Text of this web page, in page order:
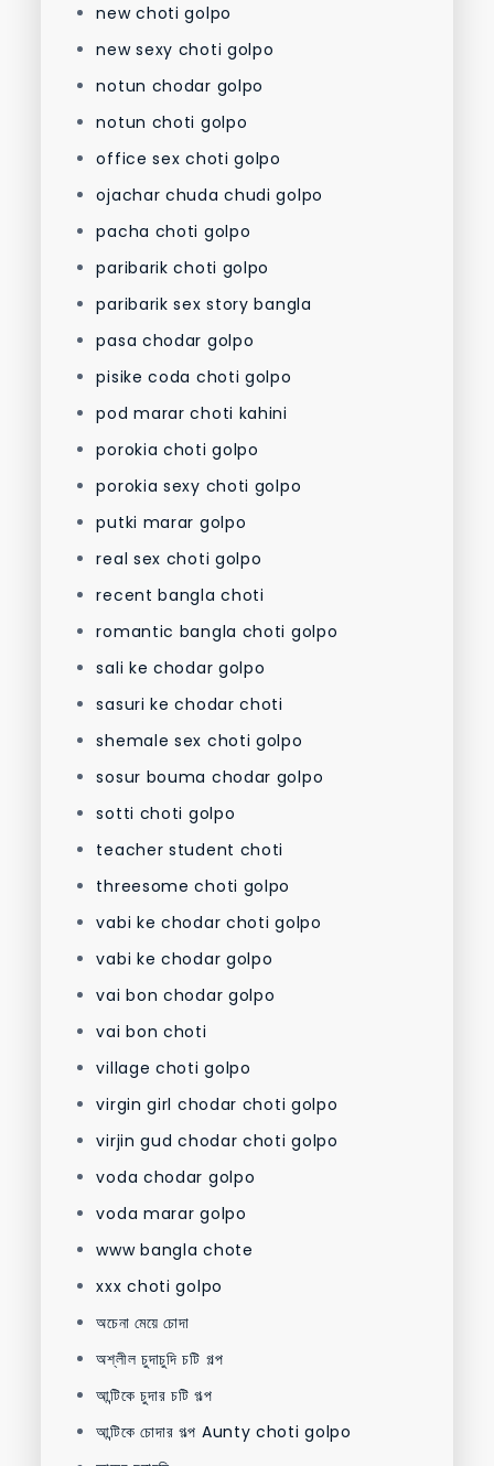
new choti golpo
new sexy choti golpo
notun chodar golpo
notun choti golpo
office sex choti golpo
ojachar chuda chudi golpo
pacha choti golpo
paribarik choti golpo
paribarik sex story bangla
pasa chodar golpo
pisike coda choti golpo
pod marar choti kahini
porokia choti golpo
porokia sexy choti golpo
putki marar golpo
real sex choti golpo
recent bangla choti
romantic bangla choti golpo
sali ke chodar golpo
sasuri ke chodar choti
shemale sex choti golpo
sosur bouma chodar golpo
sotti choti golpo
teacher student choti
threesome choti golpo
vabi ke chodar choti golpo
vabi ke chodar golpo
vai bon chodar golpo
vai bon choti
village choti golpo
virgin girl chodar choti golpo
virjin gud chodar choti golpo
voda chodar golpo
voda marar golpo
www bangla chote
xxx choti golpo
অচেনা মেয়ে চোদা
অশ্লীল চুদাচুদি চটি গল্প
আন্টিকে চুদার চটি গল্প
আন্টিকে চোদার গল্প Aunty choti golpo